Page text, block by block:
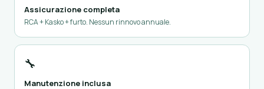
Assicurazione completa
RCA + Kasko + furto. Nessun rinnovo annuale.
🔧
Manutenzione inclusa